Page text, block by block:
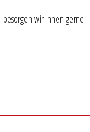
besorgen wir Ihnen gerne